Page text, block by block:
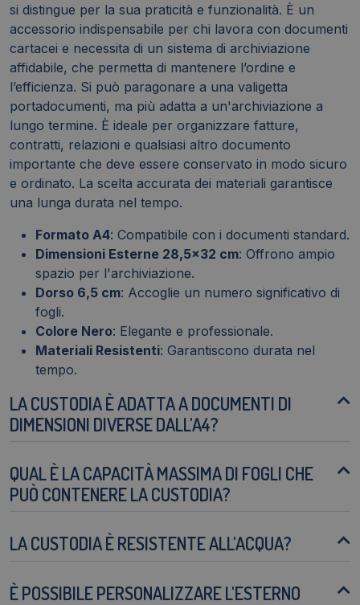
si distingue per la sua praticità e funzionalità. È un
accessorio indispensabile per chi lavora con documenti
cartacei e necessita di un sistema di archiviazione
affidabile, che permetta di mantenere l’ordine e
l’efficienza. Si può paragonare a una valigetta
portadocumenti, ma più adatta a un'archiviazione a
lungo termine. È ideale per organizzare fatture,
contratti, relazioni e qualsiasi altro documento
importante che deve essere conservato in modo sicuro
e ordinato. La scelta accurata dei materiali garantisce
una lunga durata nel tempo.
Formato A4: Compatibile con i documenti standard.
Dimensioni Esterne 28,5x32 cm: Offrono ampio
spazio per l'archiviazione.
Dorso 6,5 cm: Accoglie un numero significativo di
fogli.
Colore Nero: Elegante e professionale.
Materiali Resistenti: Garantiscono durata nel
tempo.
LA CUSTODIA È ADATTA A DOCUMENTI DI
DIMENSIONI DIVERSE DALL'A4?
QUAL È LA CAPACITÀ MASSIMA DI FOGLI CHE
PUÒ CONTENERE LA CUSTODIA?
LA CUSTODIA È RESISTENTE ALL'ACQUA?
È POSSIBILE PERSONALIZZARE L'ESTERNO